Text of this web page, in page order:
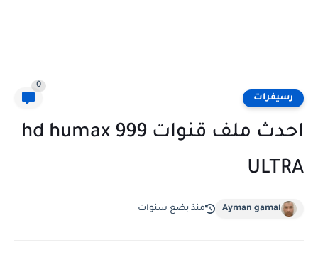
رسيفرات
0
احدث ملف قنوات hd humax 999
ULTRA
Ayman gamal منذ بضع سنوات